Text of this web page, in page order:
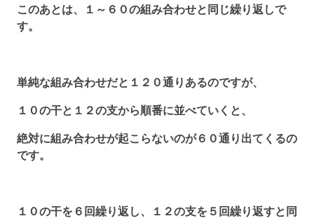
このあとは、１～６０の組み合わせと同じ繰り返しで
す。
単純な組み合わせだと１２０通りあるのですが、
１０の干と１２の支から順番に並べていくと、
絶対に組み合わせが起こらないのが６０通り出てくるの
です。
１０の干を６回繰り返し、１２の支を５回繰り返すと同